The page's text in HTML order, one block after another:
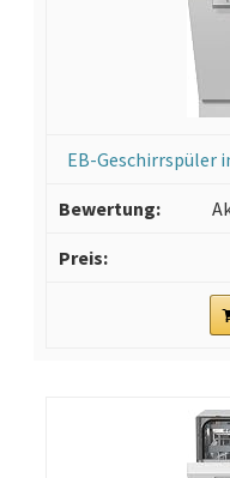
EB-Geschirrspüler